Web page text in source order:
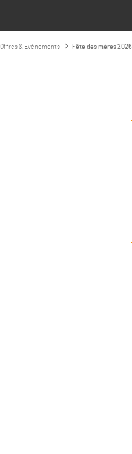
Offres & Evénements Fête des mères 2026